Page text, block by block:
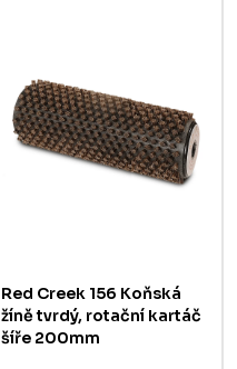
Red Creek 156 Koňská
žíně tvrdý, rotační kartáč
šíře 200mm